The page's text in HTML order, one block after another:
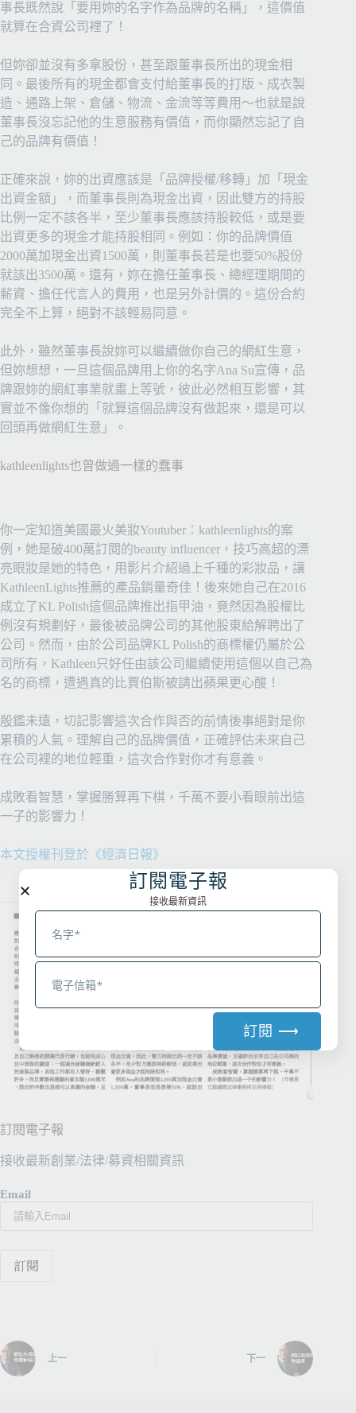
事長既然說「要用妳的名字作為品牌的名稱」，這價值
就算在合資公司裡了！
但妳卻並沒有多拿股份，甚至跟董事長所出的現金相
同。最後所有的現金都會支付給董事長的打版、成衣製
造、通路上架、倉儲、物流、金流等等費用～也就是說
董事長沒忘記他的生意服務有價值，而你顯然忘記了自
己的品牌有價值！
正確來說，妳的出資應該是「品牌授權/移轉」加「現金
出資金額」，而董事長則為現金出資，因此雙方的持股
比例一定不該各半，至少董事長應該持股較低，或是要
出資更多的現金才能持股相同。例如：你的品牌價值
2000萬加現金出資1500萬，則董事長若是也要50%股份
就該出3500萬。還有，妳在擔任董事長、總經理期間的
薪資、擔任代言人的費用，也是另外計價的。這份合約
完全不上算，絕對不該輕易同意。
此外，雖然董事長說妳可以繼續做你自己的網紅生意，
但妳想想，一旦這個品牌用上你的名字Ana Su宣傳，品
牌跟妳的網紅事業就畫上等號，彼此必然相互影響，其
實並不像你想的「就算這個品牌沒有做起來，還是可以
回頭再做網紅生意」。
kathleenlights也曾做過一樣的蠢事
你一定知道美國最火美妝Youtuber： kathleenlights的案
例，她是破400萬訂閱的beauty influencer，技巧高超的漂
亮眼妝是她的特色，用影片介紹過上千種的彩妝品，讓
KathleenLights推薦的產品銷量奇佳！後來她自己在2016
成立了KL Polish這個品牌推出指甲油，竟然因為股權比
例沒有規劃好，最後被品牌公司的其他股東給解聘出了
公司。然而，由於公司品牌KL Polish的商標權仍屬於公
司所有， Kathleen只好任由該公司繼續使用這個以自己為
名的商標，遭遇真的比賈伯斯被請出蘋果更心酸！
殷鑑未遠，切記影響這次合作與否的前情後事絕對是你
累積的人氣。理解自己的品牌價值，正確評估未來自己
在公司裡的地位輕重，這次合作對你才有意義。
成敗看智慧，掌握勝算再下棋，千萬不要小看眼前出這
一子的影響力！
本文授權刊登於《經濟日報》
訂閱電子報
接收最新創業/法律/募資相關資訊
Email
上一 下一
訂閱電子報
接收最新資訊
訂閱 ⟶
A
l
r
n
i
: